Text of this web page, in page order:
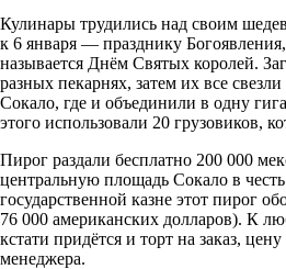
Кулинары трудились над своим
к 6 января — празднику
называется Днём Святых королей.
разных пекарнях, затем их все
Сокало, где и объединили в одну
этого использовали 20 грузовиков,
Пирог раздали бесплатно 200 000
центральную площадь Сокало в
государственной казне этот пирог
76 000 американских долларов). К
кстати придётся и торт на заказ,
менеджера.